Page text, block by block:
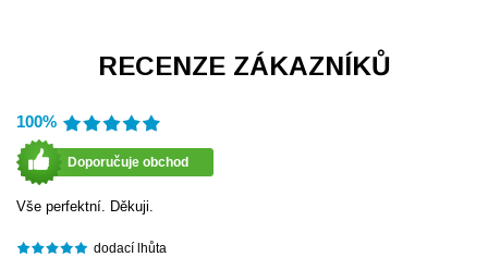
RECENZE ZÁKAZNÍKŮ
100%
Doporučuje obchod
Vše perfektní. Děkuji.
dodací lhůta